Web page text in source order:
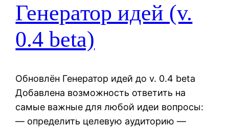
Генератор идей (v.
0.4 beta)
Обновлён Генератор идей до v. 0.4 beta
Добавлена возможность ответить на
самые важные для любой идеи вопросы:
— определить целевую аудиторию —